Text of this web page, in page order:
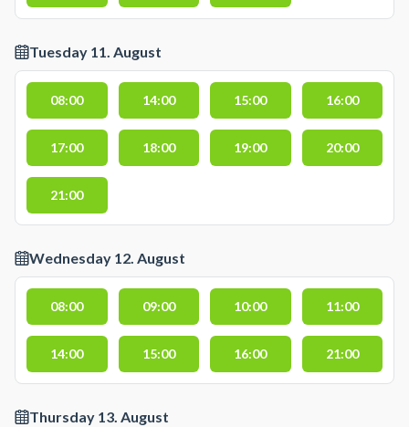
Tuesday 11. August
08:00 14:00 15:00 16:00
17:00 18:00 19:00 20:00
21:00
Wednesday 12. August
08:00 09:00 10:00 11:00
14:00 15:00 16:00 21:00
Thursday 13. August